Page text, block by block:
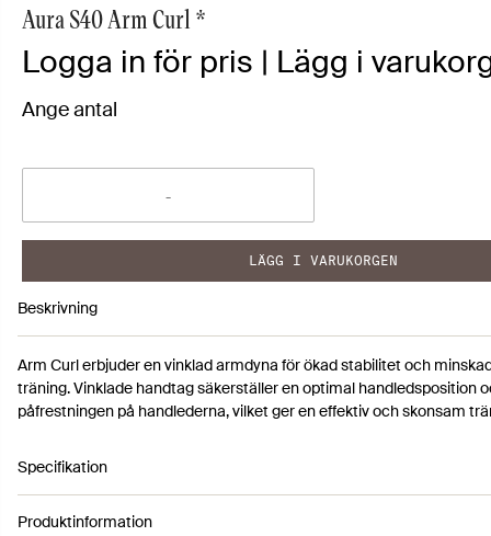
Aura S40 Arm Curl *
Logga in för pris | Lägg i
Ange antal
LÄGG I VARUKORGEN
Beskrivning
Arm Curl erbjuder en vinklad armdyna för ökad stabilitet och
träning. Vinklade handtag säkerställer en optimal handledsposition
påfrestningen på handlederna, vilket ger en effektiv och skonsam
Specifikation
Artikelnummer 41133403
Produktinformation